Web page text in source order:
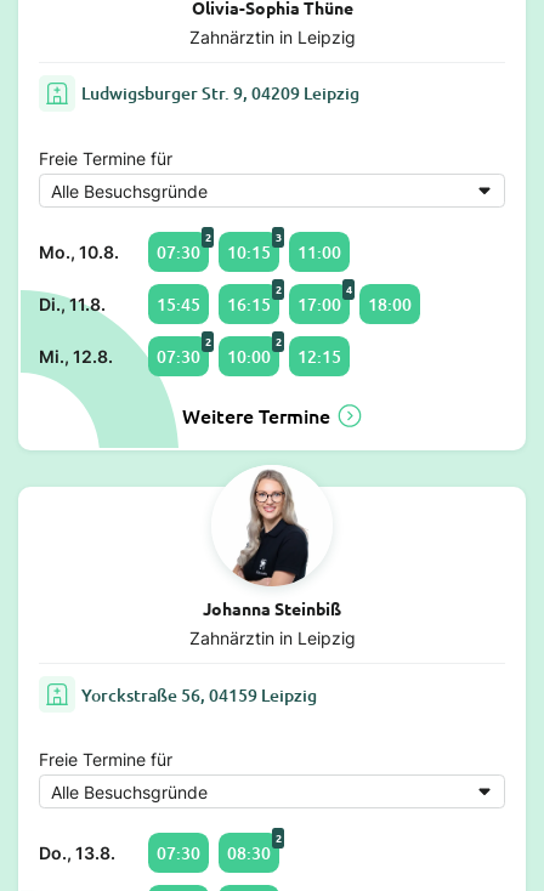
Olivia-Sophia Thüne
Zahnärztin in Leipzig
Ludwigsburger Str. 9, 04209 Leipzig
Freie Termine für
Mo., 10.8. 07:30
2
10:15
3
11:00
Di., 11.8. 15:45 16:15
2
17:00
4
18:00
Mi., 12.8. 07:30
2
10:00
2
12:15
Weitere Termine
Johanna Steinbiß
Zahnärztin in Leipzig
Yorckstraße 56, 04159 Leipzig
Freie Termine für
Do., 13.8. 07:30 08:30
2